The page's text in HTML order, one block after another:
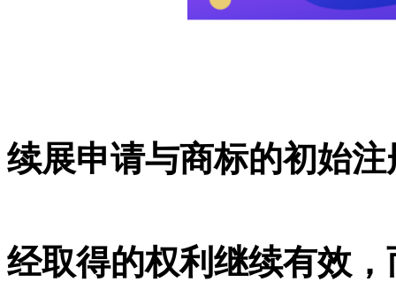
续展申请与商标的初始
经取得的权利继续有效